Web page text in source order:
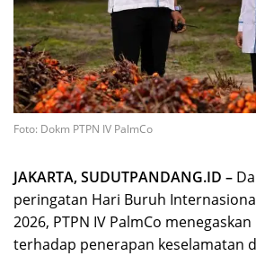
Foto: Dokm PTPN IV PalmCo
JAKARTA, SUDUTPANDANG.ID –
peringatan Hari Buruh
2026, PTPN IV PalmCo
terhadap penerapan keselamatan